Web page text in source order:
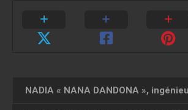
NADIA « NANA DANDONA »,